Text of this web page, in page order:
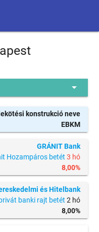
arrow_drop_down
konstrukció neve
EBKM
GRÁNIT Bank
Hozampáros betét 3 hó
8,00%
és Hitelbank
banki rajt betét 2 hó
8,00%